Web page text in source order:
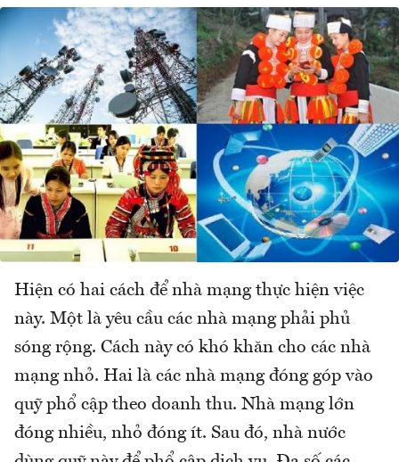
Hiện có hai cách để nhà mạng thực hiện việc
này. Một là yêu cầu các nhà mạng phải phủ
sóng rộng. Cách này có khó khăn cho các nhà
mạng nhỏ. Hai là các nhà mạng đóng góp vào
quỹ phổ cập theo doanh thu. Nhà mạng lớn
đóng nhiều, nhỏ đóng ít. Sau đó, nhà nước